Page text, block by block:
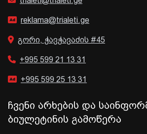
reklama@trialeti.ge
გორი, ჭავჭავაძის #45
+995 599 21 13 31
+995 599 25 13 31
ჩვენი არხების და
ბიულეტინის გამოწერა